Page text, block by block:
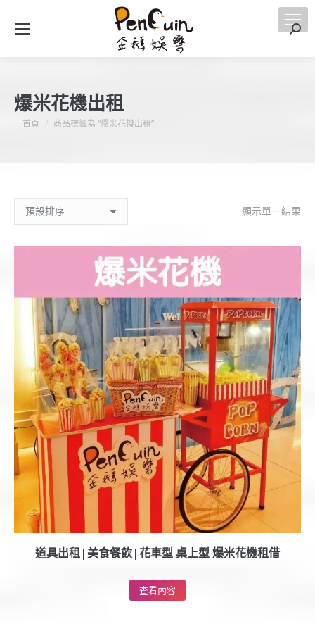
搜
爆米花機出租
您在這裡：
首頁 商品標籤為 “爆米花機出租”
顯示單一結果
道具出租|美食餐飲|花車型 桌上型 爆米花機租借
查看內容